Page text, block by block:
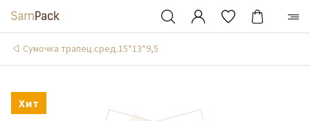
Сумочка трапец.сред.15*13*9,5
Хит